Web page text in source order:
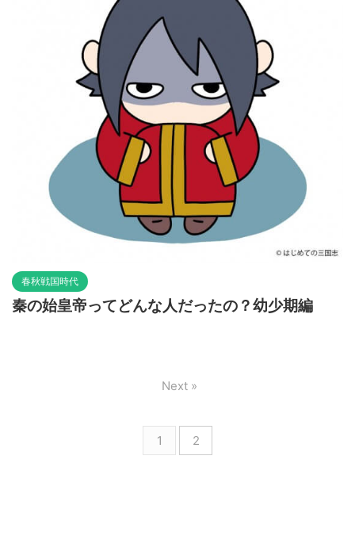
春秋戦国時代
秦の始皇帝ってどんな人だったの？幼少期編
1 2
Next »